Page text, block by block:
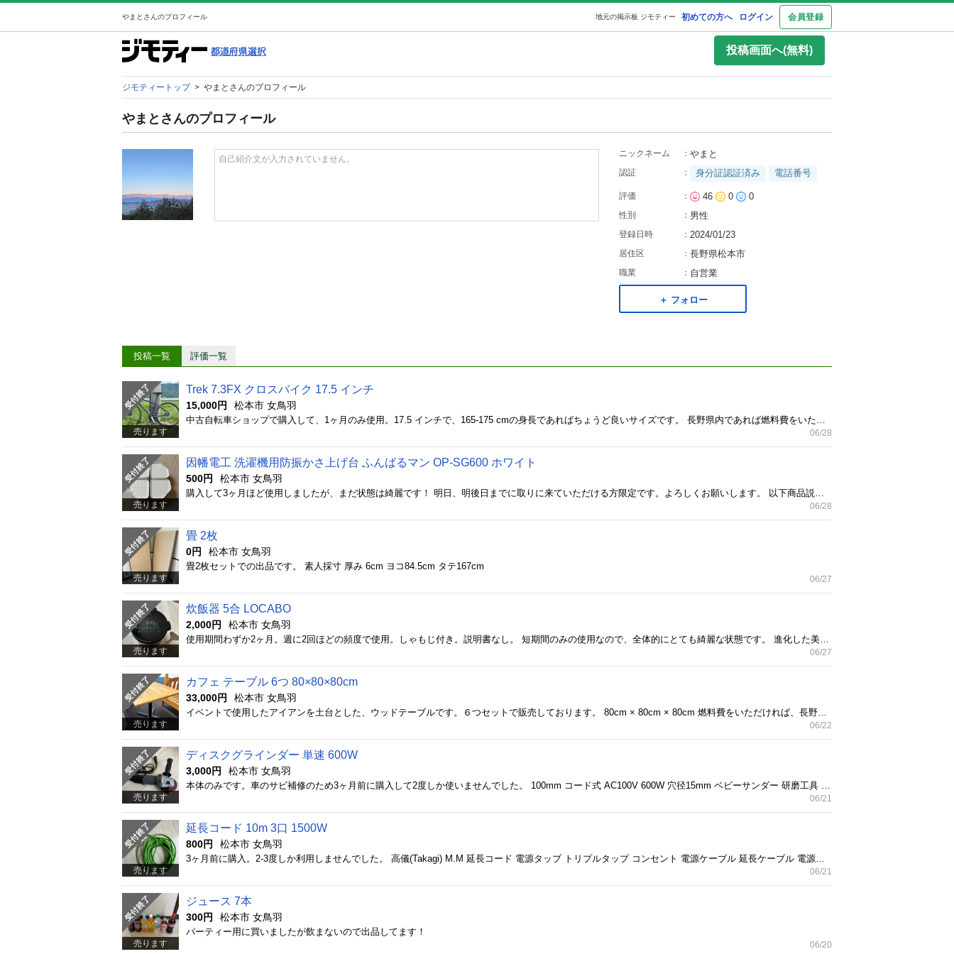
やまとさんのプロフィール 初めての方へ ログイン 会員登録
地元の掲示板 ジモティー
投稿画面へ(無料)
ジモティートップ > やまとさんのプロフィール
やまとさんのプロフィール
自己紹介文が入力されていません。
ニックネーム ： やまと
認証 ： 身分証認証済み 電話番号
評価 ： 46 0 0
性別 ： 男性
登録日時 ： 2024/01/23
居住区 ： 長野県松本市
職業 ： 自営業
＋ フォロー
投稿一覧 評価一覧
売ります
Trek 7.3FX クロスバイク 17.5 インチ
15,000円 松本市 女鳥羽
06/28
売ります
因幡電工 洗濯機用防振かさ上げ台 ふんばるマン OP-SG600 ホワイト
500円 松本市 女鳥羽
06/28
売ります
畳 2枚
0円 松本市 女鳥羽
畳2枚セットでの出品です。 素人採寸 厚み 6cm ヨコ84.5cm タテ167cm
06/27
売ります
炊飯器 5合 LOCABO
2,000円 松本市 女鳥羽
06/27
売ります
カフェ テーブル 6つ 80×80×80cm
33,000円 松本市 女鳥羽
06/22
売ります
ディスクグラインダー 単速 600W
3,000円 松本市 女鳥羽
06/21
売ります
延長コード 10m 3口 1500W
800円 松本市 女鳥羽
06/21
売ります
ジュース 7本
300円 松本市 女鳥羽
パーティー用に買いましたが飲まないので出品してます！
06/20